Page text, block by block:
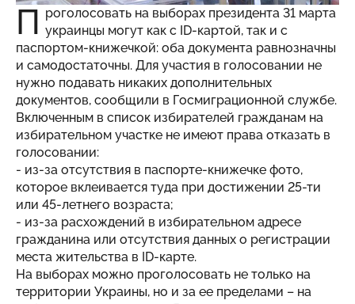
П роголосовать на выборах президента 31 марта
украинцы могут как с ID-картой, так и с
паспортом-книжечкой: оба документа равнозначны
и самодостаточны. Для участия в голосовании не
нужно подавать никаких дополнительных
документов, сообщили в Госмиграционной службе.
Включенным в список избирателей гражданам на
избирательном участке не имеют права отказать в
голосовании:
- из-за отсутствия в паспорте-книжечке фото,
которое вклеивается туда при достижении 25-ти
или 45-летнего возраста;
- из-за расхождений в избирательном адресе
гражданина или отсутствия данных о регистрации
места жительства в ID-карте.
На выборах можно проголосовать не только на
территории Украины, но и за ее пределами – на